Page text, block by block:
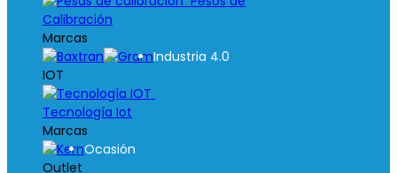
Calibración
Marcas
Industria 4.0
IOT
Tecnología Iot
Marcas
Ocasión
Outlet